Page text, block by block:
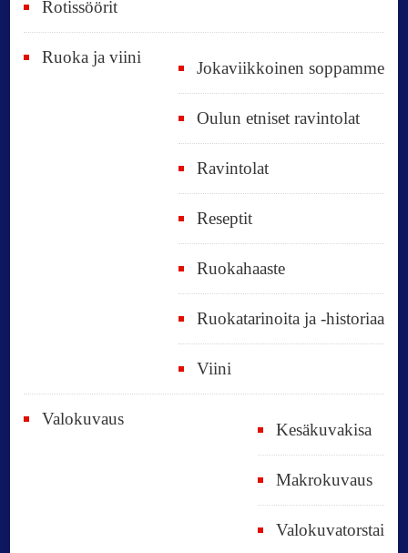
Rotissöörit
Ruoka ja viini
Jokaviikkoinen soppamme
Oulun etniset ravintolat
Ravintolat
Reseptit
Ruokahaaste
Ruokatarinoita ja -historiaa
Viini
Valokuvaus
Kesäkuvakisa
Makrokuvaus
Valokuvatorstai